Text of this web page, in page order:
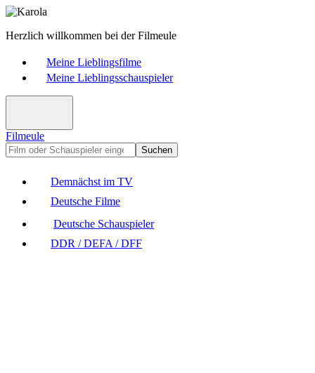
Herzlich willkommen bei der Filmeule
Meine Lieblingsfilme
Meine Lieblingsschauspieler
Filmeule
Suchen
Demnächst im TV
Deutsche Filme
Deutsche Schauspieler
DDR / DEFA / DFF